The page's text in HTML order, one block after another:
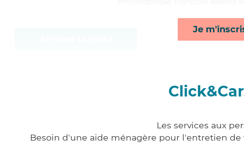
Je
Les services aux
Besoin d'une aide ménagère pour l'entretien